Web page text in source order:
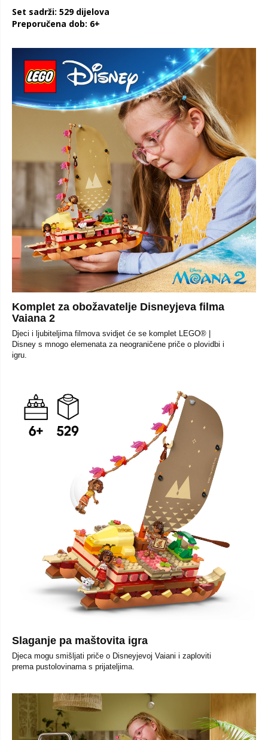
Set sadrži: 529 dijelova
Preporučena dob: 6+
Komplet za obožavatelje Disneyjeva filma
Vaiana 2
Djeci i ljubiteljima filmova svidjet će se komplet LEGO® |
Disney s mnogo elemenata za neograničene priče o plovidbi i
igru.
Slaganje pa maštovita igra
Djeca mogu smišljati priče o Disneyjevoj Vaiani i zaploviti
prema pustolovinama s prijateljima.